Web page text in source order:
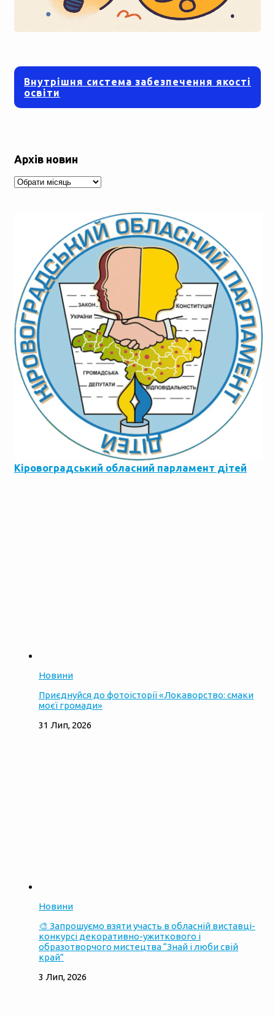
Внутрішня система забезпечення якості
освіти
Архів новин
Архів
новин
Кіровоградський обласний парламент дітей
Новини
Приєднуйся до фотоісторії «Локаворство: смаки
моєї громади»
31 Лип, 2026
Новини
🎨 Запрошуємо взяти участь в обласній виставці-
конкурсі декоративно-ужиткового і
образотворчого мистецтва “Знай і люби свій
край”
3 Лип, 2026